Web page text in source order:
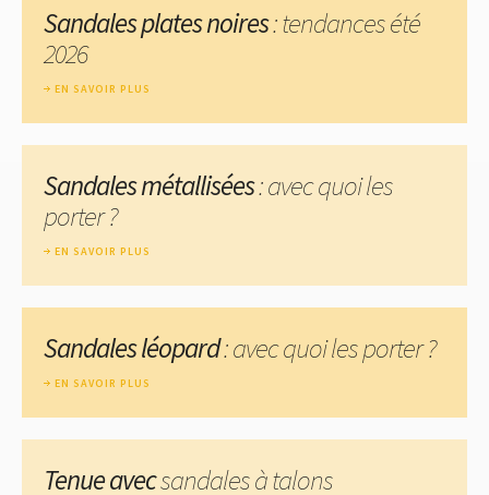
Sandales plates noires: tendances été
2026
EN SAVOIR PLUS
Sandales métallisées: avec quoi les
porter ?
EN SAVOIR PLUS
Sandales léopard: avec quoi les porter ?
EN SAVOIR PLUS
Tenue avecsandales à talons